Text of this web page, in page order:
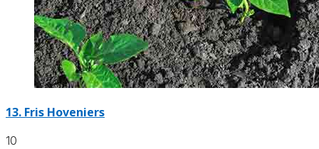
13. Fris Hoveniers
10